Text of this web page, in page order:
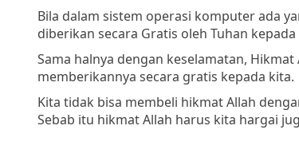
Bila dalam sistem operasi komputer ada
diberikan secara Gratis oleh Tuhan
Sama halnya dengan keselamatan,
memberikannya secara gratis kepada kita.
Kita tidak bisa membeli hikmat Allah
Sebab itu hikmat Allah harus kita hargai